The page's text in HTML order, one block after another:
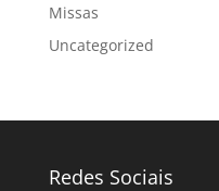
Missas
Uncategorized
Redes Sociais